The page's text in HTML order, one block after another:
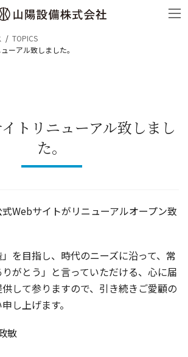
TOPICS
ーアル致しました。
トリニューアル致しまし
た。
Webサイトがリニューアルオープン致
」を目指し、時代のニーズに沿って、常
がとう」と言っていただける、心に届
して参りますので、引き続きご愛顧の
し上げます。
敏